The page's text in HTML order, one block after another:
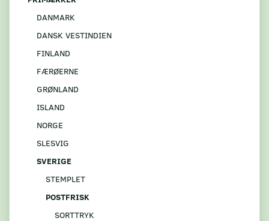
DANMARK
DANSK VESTINDIEN
FINLAND
FÆRØERNE
GRØNLAND
ISLAND
NORGE
SLESVIG
SVERIGE
STEMPLET
POSTFRISK
SORTTRYK